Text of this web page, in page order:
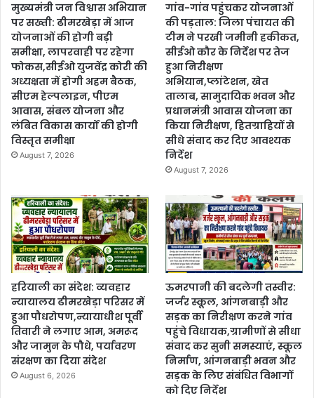
मुख्यमंत्री जन विश्वास अभियान
पर सख्ती: ढीमरखेड़ा में आज
योजनाओं की होगी बड़ी
समीक्षा, लापरवाही पर रहेगा
फोकस,सीईओ युजवेंद्र कोरी की
अध्यक्षता में होगी अहम बैठक,
सीएम हेल्पलाइन, पीएम
आवास, संबल योजना और
लंबित विकास कार्यों की होगी
विस्तृत समीक्षा
August 7, 2026
गांव-गांव पहुंचकर योजनाओं
की पड़ताल: जिला पंचायत की
टीम ने परखी जमीनी हकीकत,
सीईओ कौर के निर्देश पर तेज
हुआ निरीक्षण
अभियान,प्लांटेशन, खेत
तालाब, सामुदायिक भवन और
प्रधानमंत्री आवास योजना का
किया निरीक्षण, हितग्राहियों से
सीधे संवाद कर दिए आवश्यक
निर्देश
August 7, 2026
हरियाली का संदेश: व्यवहार
न्यायालय ढीमरखेड़ा परिसर में
हुआ पौधरोपण,न्यायाधीश पूर्वी
तिवारी ने लगाए आम, अमरूद
और जामुन के पौधे, पर्यावरण
संरक्षण का दिया संदेश
August 6, 2026
ऊमरपानी की बदलेगी तस्वीर:
जर्जर स्कूल, आंगनबाड़ी और
सड़क का निरीक्षण करने गांव
पहुंचे विधायक,ग्रामीणों से सीधा
संवाद कर सुनी समस्याएं, स्कूल
निर्माण, आंगनबाड़ी भवन और
सड़क के लिए संबंधित विभागों
को दिए निर्देश